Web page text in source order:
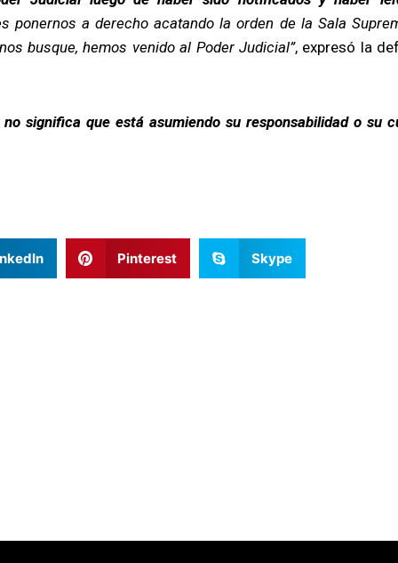
ponernos a derecho acatando la orden de la Sala
busque, hemos venido al Poder Judicial”, expresó la
significa que está asumiendo su responsabilidad o su
Pinterest Skype